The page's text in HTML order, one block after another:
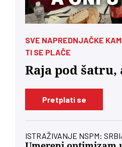
SVE NAPREDNJAČKE
TI SE PLAČE
Raja pod šatru,
Pretplati se
ISTRAŽIVANJE NSPM: